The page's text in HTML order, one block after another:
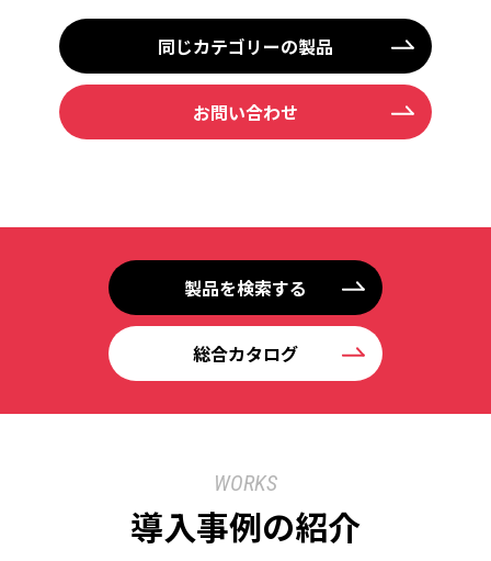
同じカテゴリーの製品
お問い合わせ
製品を検索する
総合カタログ
WORKS
導入事例の紹介